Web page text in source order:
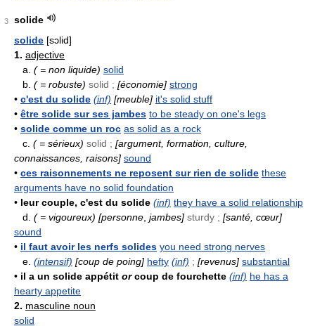
3
solide
solide [sɔlid]
1. adjective
a. ( = non liquide) solid
b. ( = robuste) solid ; [économie] strong
• c'est du solide (inf) [meuble] it's solid stuff
• être solide sur ses jambes to be steady on one's legs
• solide comme un roc as solid as a rock
c. ( = sérieux) solid ; [argument, formation, culture,
connaissances, raisons] sound
• ces raisonnements ne reposent sur rien de solide these
arguments have no solid foundation
• leur couple, c'est du solide (inf) they have a solid relationship
d. ( = vigoureux) [personne jambes] sturdy ; [santé, cœur]
sound
• il faut avoir les nerfs solides you need strong nerves
e. (intensif) [coup de poing] hefty (inf) ; [revenus] substantial
• il a un solide appétit orcoup de fourchette (inf) he has a
hearty appetite
2. masculine noun
solid